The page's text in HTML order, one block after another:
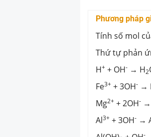
Phương pháp
Tính số mol
Thứ tự phản
H+ + OH- → H2
Fe3+ + 3OH- →
Mg2+ + 2OH- →
Al3+ + 3OH- →
-